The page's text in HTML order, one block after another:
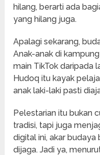
hilang, berarti ada
yang hilang juga.
Apalagi sekarang,
Anak-anak di
main TikTok daripada
Hudoq itu kayak
anak laki-laki pasti
Pelestarian itu bukan
tradisi, tapi juga
digital ini, akar
dijaga. Jadi ya,